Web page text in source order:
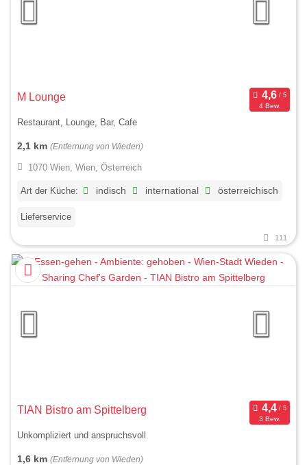
M Lounge
4 Bew.
Restaurant, Lounge, Bar, Cafe
2,1 km (Entfernung von Wieden)
1070 Wien, Wien, Österreich
Art der Küche: indisch international österreichisch
Lieferservice
111
TIAN Bistro am Spittelberg
3 Bew.
Unkompliziert und anspruchsvoll
1,6 km (Entfernung von Wieden)